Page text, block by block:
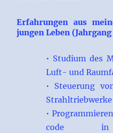
Erfahrungen aus
jungen Leben
• Studium des
Luft- und
• Steuerung
•
code in